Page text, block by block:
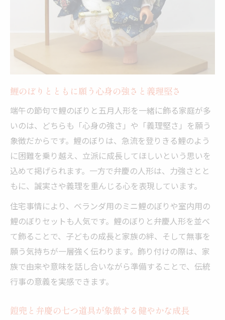
鯉のぼりとともに願う心身の強さと義理堅さ
端午の節句で鯉のぼりと五月人形を一緒に飾る家庭が多
いのは、どちらも「心身の強さ」や「義理堅さ」を願う
象徴だからです。鯉のぼりは、急流を登りきる鯉のよう
に困難を乗り越え、立派に成長してほしいという思いを
込めて掲げられます。一方で弁慶の人形は、力強さとと
もに、誠実さや義理を重んじる心を表現しています。
住宅事情により、ベランダ用のミニ鯉のぼりや室内用の
鯉のぼりセットも人気です。鯉のぼりと弁慶人形を並べ
て飾ることで、子どもの成長と家族の絆、そして無事を
願う気持ちが一層強く伝わります。飾り付けの際は、家
族で由来や意味を話し合いながら準備することで、伝統
行事の意義を実感できます。
鎧兜と弁慶の七つ道具が象徴する健やかな成長